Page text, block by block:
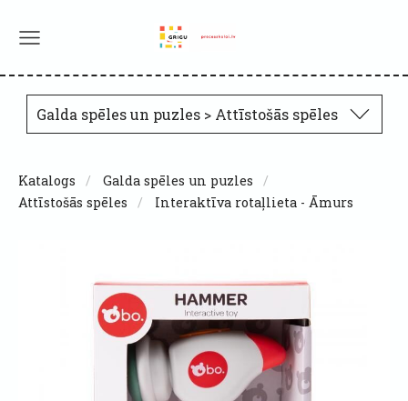
Galda spēles un puzles > Attīstošās spēles
Katalogs
Galda spēles un puzles
Attīstošās spēles
Interaktīva rotaļlieta - Āmurs